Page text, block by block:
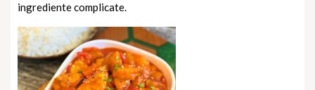
ingrediente complicate.